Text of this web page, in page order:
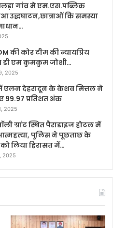
गांव मे एम.एस.पब्लिक
उद्धघाटन,छात्राओं कि समस्या
की कोर टीम की न्यायप्रिय
डी एम कुमकुम जोशी…
2025
देहरादून के केशव मित्तल ने
99.97 प्रतिशत अंक
2025
ग्रांट स्थित पैराडाइज होटल में
पुलिस ने पूछताछ के
लिया हिरासत में…
2025